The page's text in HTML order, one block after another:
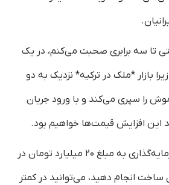
تا سه برابری صحبت می‌کنم، در یک
بازار *ملک در ترکیه* نزدیک به دو
را سپری می‌کند و با ورود جریان
این افزایش قیمت‌ها خواهیم بود.
پس اگر اکنون شما سرمایه‌گذاری به مبلغ ۲۰ میلیارد تومان در
انجام دهید، می‌توانید در کمتر